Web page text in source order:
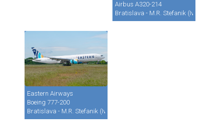
Airbus A320-214
Bratislava - M.R. Stefanik (Ivanka)
Eastern Airways
Boeing 777-200
Bratislava - M.R. Stefanik (Ivanka) (BTS / LZIB)